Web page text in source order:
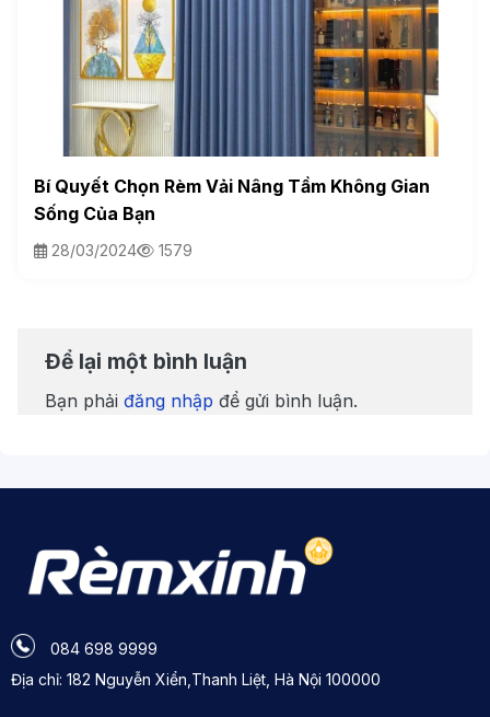
Bí Quyết Chọn Rèm Vải Nâng Tầm Không Gian
Sống Của Bạn
28/03/2024 1579
Để lại một bình luận
Bạn phải đăng nhập để gửi bình luận.
084 698 9999
Địa chỉ: 182 Nguyễn Xiển,Thanh Liệt, Hà Nội 100000